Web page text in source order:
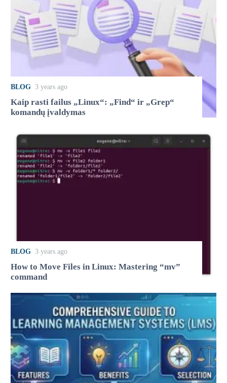
BLOG 3 years ago
Kaip rasti failus „Linux“: „Find“ ir „Grep“
komandų įvaldymas
BLOG 3 years ago
How to Move Files in Linux: Mastering “mv”
command